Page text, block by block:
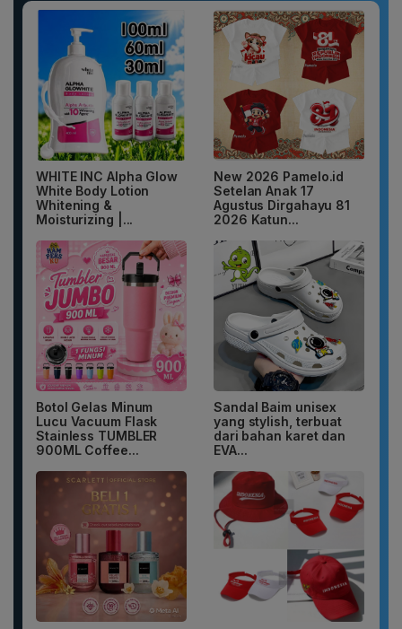
WHITE INC Alpha Glow
White Body Lotion
Whitening &
Moisturizing |...
New 2026 Pamelo.id
Setelan Anak 17
Agustus Dirgahayu 81
2026 Katun...
Botol Gelas Minum
Lucu Vacuum Flask
Stainless TUMBLER
900ML Coffee...
Sandal Baim unisex
yang stylish, terbuat
dari bahan karet dan
EVA...